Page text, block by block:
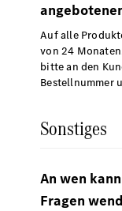
Auf alle
von 24
bitte an den
Bestellnummer
Sonstiges
An wen
Fragen